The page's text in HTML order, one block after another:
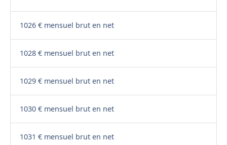
1026 € mensuel brut en net
1028 € mensuel brut en net
1029 € mensuel brut en net
1030 € mensuel brut en net
1031 € mensuel brut en net